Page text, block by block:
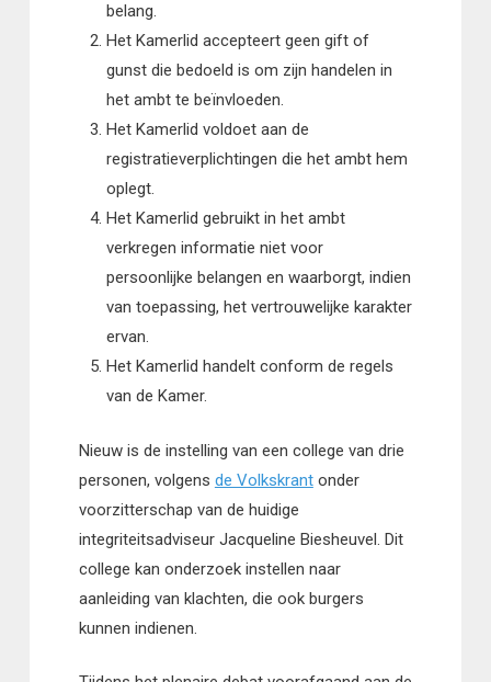
belang.
Het Kamerlid accepteert geen gift of
gunst die bedoeld is om zijn handelen in
het ambt te beïnvloeden.
Het Kamerlid voldoet aan de
registratieverplichtingen die het ambt hem
oplegt.
Het Kamerlid gebruikt in het ambt
verkregen informatie niet voor
persoonlijke belangen en waarborgt, indien
van toepassing, het vertrouwelijke karakter
ervan.
Het Kamerlid handelt conform de regels
van de Kamer.
Nieuw is de instelling van een college van drie
personen, volgens de Volkskrantonder
voorzitterschap van de huidige
integriteitsadviseur Jacqueline Biesheuvel. Dit
college kan onderzoek instellen naar
aanleiding van klachten, die ook burgers
kunnen indienen.